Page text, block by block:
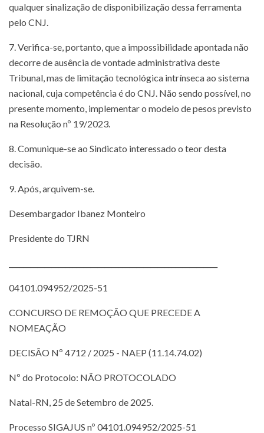
qualquer sinalização de disponibilização dessa ferramenta
pelo CNJ.
7. Verifica-se, portanto, que a impossibilidade apontada não
decorre de ausência de vontade administrativa deste
Tribunal, mas de limitação tecnológica intrínseca ao sistema
nacional, cuja competência é do CNJ. Não sendo possível, no
presente momento, implementar o modelo de pesos previsto
na Resolução nº 19/2023.
8. Comunique-se ao Sindicato interessado o teor desta
decisão.
9. Após, arquivem-se.
Desembargador Ibanez Monteiro
Presidente do TJRN
04101.094952/2025-51
CONCURSO DE REMOÇÃO QUE PRECEDE A
NOMEAÇÃO
DECISÃO Nº 4712 / 2025 - NAEP (11.14.74.02)
Nº do Protocolo: NÃO PROTOCOLADO
Natal-RN, 25 de Setembro de 2025.
Processo SIGAJUS nº 04101.094952/2025-51